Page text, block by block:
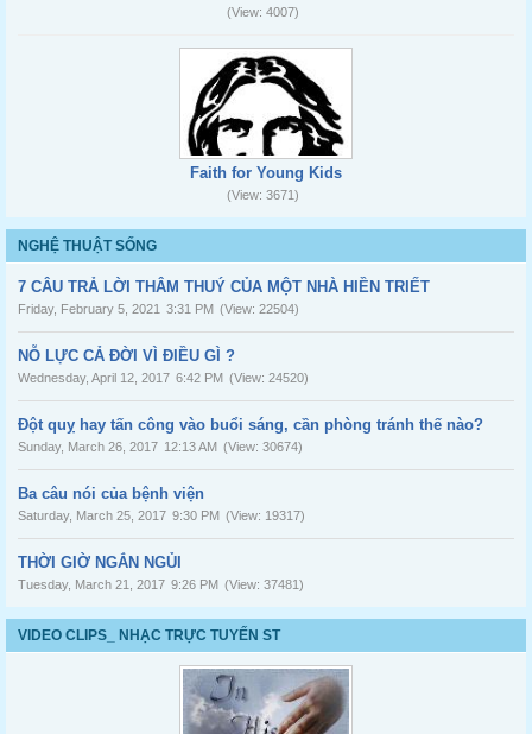
(View: 4007)
Faith for Young Kids
(View: 3671)
NGHỆ THUẬT SỐNG
7 CÂU TRẢ LỜI THÂM THUÝ CỦA MỘT NHÀ HIỀN TRIẾT
Friday, February 5, 2021 3:31 PM (View: 22504)
NỖ LỰC CẢ ĐỜI VÌ ĐIỀU GÌ ?
Wednesday, April 12, 2017 6:42 PM (View: 24520)
Đột quỵ hay tấn công vào buổi sáng, cần phòng tránh thế nào?
Sunday, March 26, 2017 12:13 AM (View: 30674)
Ba câu nói của bệnh viện
Saturday, March 25, 2017 9:30 PM (View: 19317)
THỜI GIỜ NGẮN NGỦI
Tuesday, March 21, 2017 9:26 PM (View: 37481)
VIDEO CLIPS_ NHẠC TRỰC TUYẾN ST